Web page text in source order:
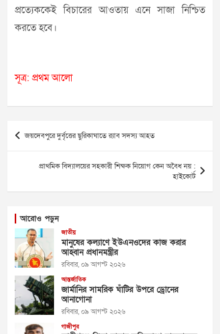
প্রত্যেককেই বিচারের আওতায় এনে সাজা নিশ্চিত
করতে হবে।
সূত্র: প্রথম আলো
Post
navigation
জয়দেবপুরে দুর্বৃত্তের ছুরিকাঘাতে র‌্যাব সদস্য আহত
প্রাথমিক বিদ্যালয়ের সহকারী শিক্ষক নিয়োগ কেন অবৈধ নয় :
হাইকোর্ট
আরোও পড়ুন
জাতীয়
মানুষের কল্যাণে ইউএনওদের কাজ করার
আহ্বান প্রধানমন্ত্রীর
রবিবার, ০৯ আগস্ট ২০২৬
আন্তর্জাতিক
জার্মানির সামরিক ঘাঁটির উপরে ড্রোনের
আনাগোনা
রবিবার, ০৯ আগস্ট ২০২৬
গাজীপুর